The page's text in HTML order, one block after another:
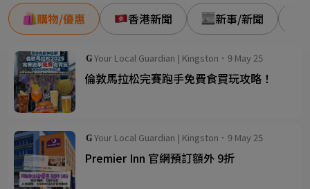
購物/優惠 香港新聞 新事/新聞
Your Local Guardian | Kingston．9 May 25
倫敦馬拉松完賽跑手免費食買玩攻略！
Your Local Guardian | Kingston．9 May 25
Premier Inn 官網預訂額外 9折